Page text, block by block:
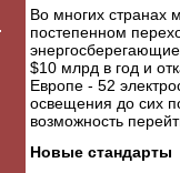
Во многих странах
постепенном
$10 млрд в год и
Европе - 52
освещения до сих
возможность
Новые стандарты